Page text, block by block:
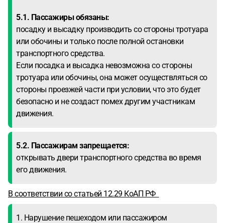
5.1. Пассажиры обязаны:
посадку и высадку производить со стороны тротуара
или обочины и только после полной остановки
транспортного средства.
Если посадка и высадка невозможна со стороны
тротуара или обочины, она может осуществляться со
стороны проезжей части при условии, что это будет
безопасно и не создаст помех другим участникам
движения.
5.2. Пассажирам запрещается:
открывать двери транспортного средства во время
его движения.
В соответствии со статьей 12.29 КоАП РФ
1. Нарушение пешеходом или пассажиром